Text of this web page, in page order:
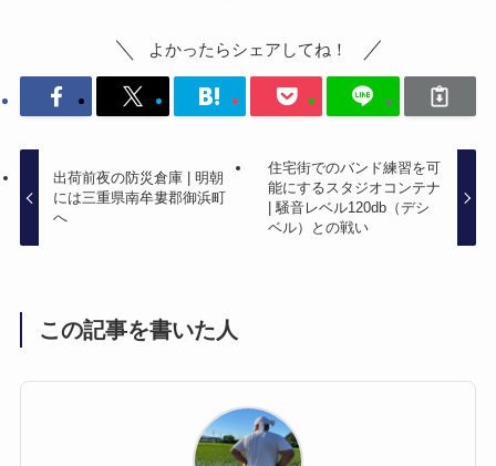
よかったらシェアしてね！
出荷前夜の防災倉庫 | 明朝
には三重県南牟婁郡御浜町
へ
住宅街でのバンド練習を可
能にするスタジオコンテナ
| 騒音レベル120db（デシ
ベル）との戦い
この記事を書いた人